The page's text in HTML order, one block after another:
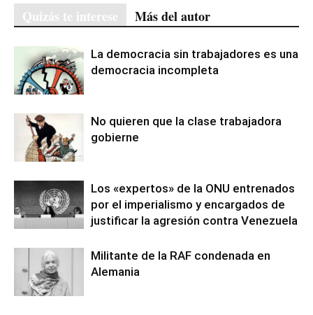
Quizás te interese Más del autor
La democracia sin trabajadores es una
democracia incompleta
No quieren que la clase trabajadora
gobierne
Los «expertos» de la ONU entrenados
por el imperialismo y encargados de
justificar la agresión contra Venezuela
Militante de la RAF condenada en
Alemania